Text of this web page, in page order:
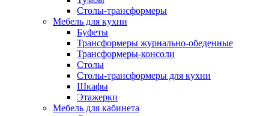
Столы-трансформеры
Мебель для кухни
Буфеты
Трансформеры журнально-обеденные
Трансформеры-консоли
Столы
Столы-трансформеры для кухни
Шкафы
Этажерки
Мебель для кабинета